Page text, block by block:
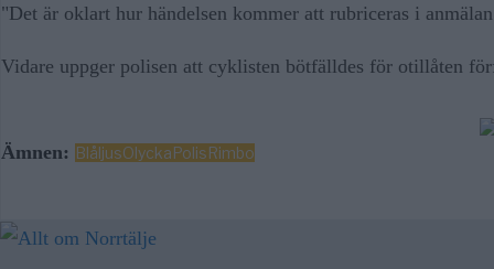
"Det är oklart hur händelsen kommer att rubriceras i
Vidare uppger polisen att cyklisten bötfälldes för otillåten
Ämnen: BlåljusOlyckaPolisRimbo